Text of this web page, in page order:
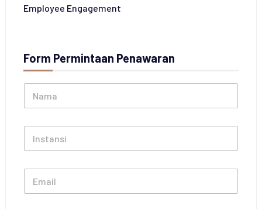
Employee Engagement
Form Permintaan Penawaran
N
m
I
s
s
E
a